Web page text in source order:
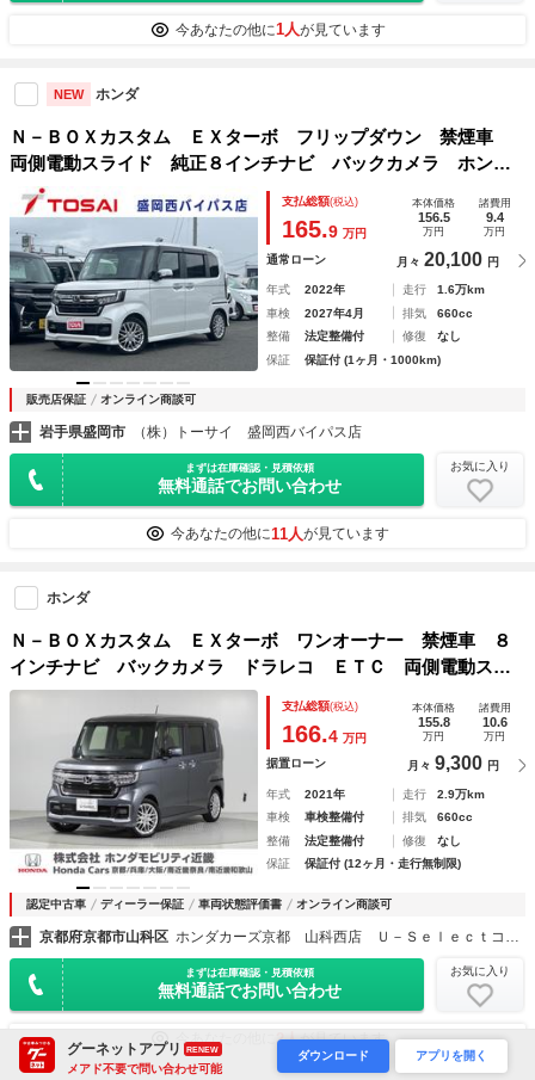
今あなたの他に1人が見ています
NEW ホンダ
Ｎ－ＢＯＸカスタム ＥＸターボ フリップダウン 禁煙車
両側電動スライド 純正８インチナビ バックカメラ ホンダ
センシング レーダークルーズ Ｂｌｕｅｔｏｏｔｈ フルセ
グ ＬＥＤヘッドライト シートヒーター ＥＴＣ スマート
キー
支払総額(税込)
165.9 万円
本体価格
156.5
万円
諸費用
9.4
万円
通常ローン 月々 20,100 円
年式 2022年 走行
1.6万km
車検
2027年4月 排気
660cc
整備
法定整備付 修復
なし
保証
保証付 (1ヶ月・1000km)
販売店保証 オンライン商談可
岩手県盛岡市 （株）トーサイ 盛岡西バイパス店
まずは在庫確認・見積依頼
無料通話でお問い合わせ
お気に入り
今あなたの他に11人が見ています
ホンダ
Ｎ－ＢＯＸカスタム ＥＸターボ ワンオーナー 禁煙車 ８
インチナビ バックカメラ ドラレコ ＥＴＣ 両側電動スラ
イドドア アダプティブクルーズコントロール シートヒータ
ー Ｂｌｕｅｔｏｏｔｈ ＬＥＤヘッドライト 衝突被害軽減
ブレーキ
支払総額(税込)
166.4 万円
本体価格
155.8
万円
諸費用
10.6
万円
据置ローン 月々 9,300 円
年式 2021年 走行
2.9万km
車検
車検整備付 排気
660cc
整備
法定整備付 修復
なし
保証
保証付 (12ヶ月・走行無制限)
認定中古車 ディーラー保証 車両状態評価書 オンライン商談可
京都府京都市山科区 ホンダカーズ京都 山科西店 Ｕ－Ｓｅｌｅｃｔコーナー （株）ホンダモビリティ近畿
まずは在庫確認・見積依頼
無料通話でお問い合わせ
お気に入り
今あなたの他に 2人が見ています
グーネットアプリ RENEW
メアド不要で問い合わせ可能
ダウンロード アプリを開く